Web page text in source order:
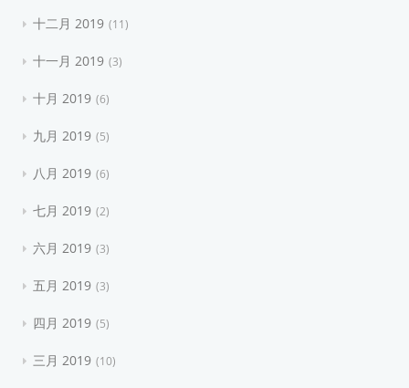
十二月 2019 11
十一月 2019 3
十月 2019 6
九月 2019 5
八月 2019 6
七月 2019 2
六月 2019 3
五月 2019 3
四月 2019 5
三月 2019 10